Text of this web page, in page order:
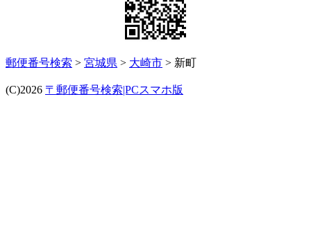
郵便番号検索 > 宮城県 > 大崎市 > 新町
(C)2026 〒郵便番号検索|PCスマホ版